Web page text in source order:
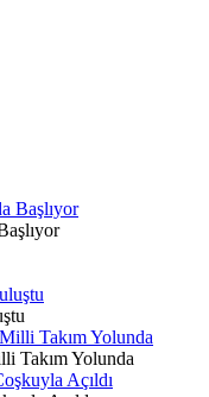
Takım Yolunda